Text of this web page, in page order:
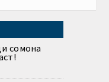
сомона